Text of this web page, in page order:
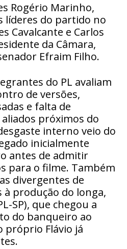
Rogério Marinho,
líderes do partido no
Cavalcante e Carlos
da Câmara,
Efraim Filho.
do PL avaliam
de versões,
e falta de
próximos do
interno veio do
inicialmente
antes de admitir
para o filme. Também
divergentes de
produção do longa,
SP), que chegou a
do banqueiro ao
próprio Flávio já